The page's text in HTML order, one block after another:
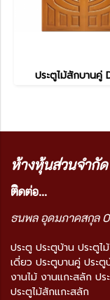
ประตูไม้สักบานคู่
ห้างหุ้นส่วนจำกั
ติดต่อ...
ธนพล อุดมภาคสกุล
ประตู ประตูบ้าน ประตูไ
เดี่ยว ประตูบานคู่ ประ
งานไม้ งานแกะสลัก ป
ประตูไม้สักแกะสลัก